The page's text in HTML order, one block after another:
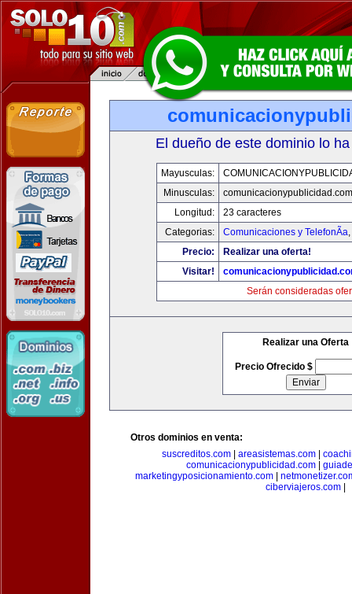
El dueño de este dominio lo
Mayusculas:
Minusculas:
comunicacionypublicidad.com
Longitud:
23 caracteres
Categorias:
Comunicaciones y TelefonÃ­a,
Precio:
Realizar una oferta!
Visitar!
Serán consideradas
Realizar una Oferta
Precio Ofrecido $
Otros dominios en venta:
suscreditos.com
areasistemas.com
comunicacionypublicidad.com
marketingyposicionamiento.com|
ciberviajeros.com